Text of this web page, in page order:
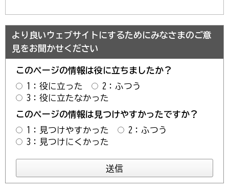
より良いウェブサイトにするためにみなさまのご意
見をお聞かせください
このページの情報は役に立ちましたか？
1：役に立った
2：ふつう
3：役に立たなかった
このページの情報は見つけやすかったですか？
1：見つけやすかった
2：ふつう
3：見つけにくかった